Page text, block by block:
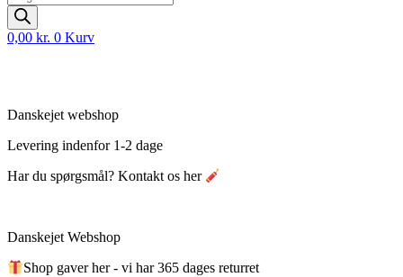
search
0,00 kr. 0 Kurv
Danskejet webshop
Levering indenfor 1-2 dage
Har du spørgsmål? Kontakt os her
Danskejet Webshop
Shop gaver her - vi har 365 dages returret